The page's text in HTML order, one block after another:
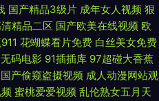
悠 久久婷婷久久网站 亚洲无码影音
首页入口 91n在线播放网址二 成人福
第一区日韩 国产精品96福利网 伪娘
国产精品3级片 成年女人视频 狠
精品二区 国产欧美在线视频 欧
花蝴蝶看片免费 白丝美女免费
码电影 91插插库 97超碰大香蕉
国产偷窥盗摄视频 成人动漫网站观
蜜桃爱爱视频 乱伦熟女五月天